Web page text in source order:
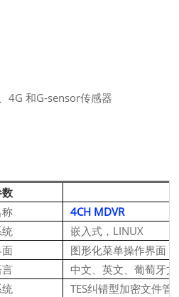
4G 和G-sensor传感器
4CH MDVR
嵌入式，LINUX
图形化菜单操作界面
中文、英文、葡萄牙
TES纠错型加密文件管